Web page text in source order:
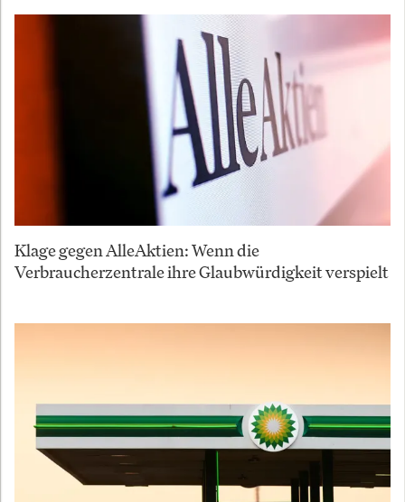
Klage gegen AlleAktien: Wenn die
Verbraucherzentrale ihre Glaubwürdigkeit verspielt